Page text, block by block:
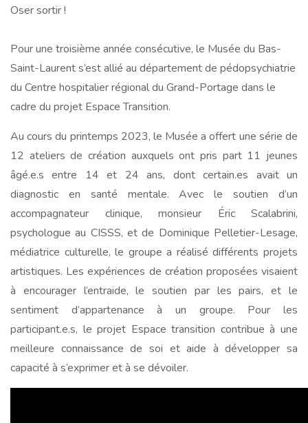
Oser sortir !
Pour une troisième année consécutive, le Musée du Bas-
Saint-Laurent s’est allié au département de pédopsychiatrie
du Centre hospitalier régional du Grand-Portage dans le
cadre du projet Espace Transition.
Au cours du printemps 2023, le Musée a offert une série de
12 ateliers de création auxquels ont pris part 11 jeunes
âgé.e.s entre 14 et 24 ans, dont certain.es avait un
diagnostic en santé mentale. Avec le soutien d’un
accompagnateur clinique, monsieur Éric Scalabrini,
psychologue au CISSS, et de Dominique Pelletier-Lesage,
médiatrice culturelle, le groupe a réalisé différents projets
artistiques. Les expériences de création proposées visaient
à encourager l’entraide, le soutien par les pairs, et le
sentiment d’appartenance à un groupe. Pour les
participant.e.s, le projet Espace transition contribue à une
meilleure connaissance de soi et aide à développer sa
capacité à s’exprimer et à se dévoiler.